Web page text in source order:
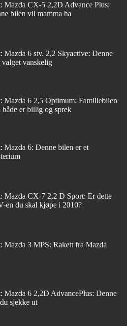
Mazda CX-5 2,2D Advance Plus:
bilen vil mamma ha
Mazda 6 stv. 2,2 Skyactive: Denne
valget vanskelig
Mazda 6 2,5 Optimum: Familiebilen
både er billig og sprek
Mazda 6: Denne bilen er et
Mazda CX-7 2,2 D Sport: Er dette
en du skal kjøpe i 2010?
Mazda 3 MPS: Rakett fra Mazda
Mazda 6 2,2D AdvancePlus: Denne
sjekke ut